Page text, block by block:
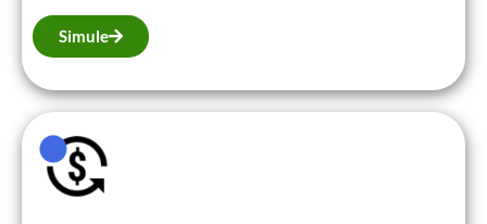
Simule